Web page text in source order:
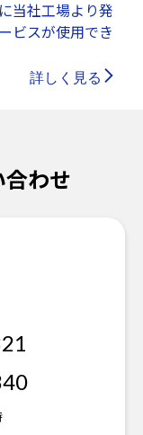
当社工場より発
ビスが使用でき
詳しく見る
わせ